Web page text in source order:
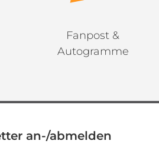
Fanpost &
Autogramme
an-/abmelden